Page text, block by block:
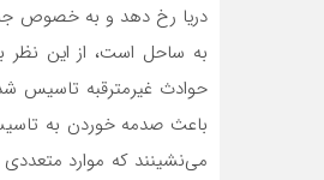
دریا رخ دهد و به خصوص
به ساحل است، از این نظر
حوادث غیرمترقبه تاسیس
باعث صدمه خوردن به
می‌نشینند که موارد